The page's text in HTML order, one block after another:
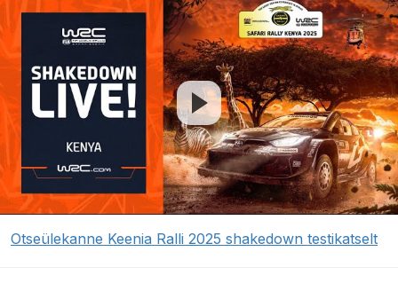
Otseülekanne Keenia Ralli 2025 shakedown testikatselt